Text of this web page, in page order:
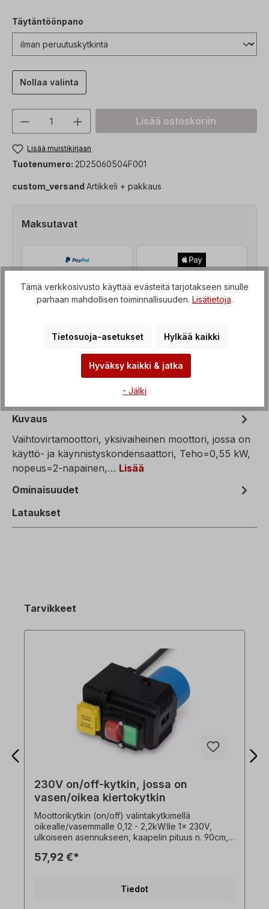
Täytäntöönpano
Nollaa valinta
Tuotteen määrä: Syötä haluttu arvo tai
Lisää ostoskoriin
Lisää muistikirjaan
Tuotenumero: 2D25060504F001
custom_versand Artikkeli + pakkaus
Maksutavat
Kuvaus
Vaihtovirtamoottori, yksivaiheinen moottori, jossa on
käyttö- ja käynnistyskondensaattori, Teho=0,55 kW,
nopeus=2-napainen,… Lisää
Ominaisuudet
Lataukset
Tarvikkeet
230V on/off-kytkin, jossa on
vasen/oikea kiertokytkin
Moottorikytkin (on/off) valintakytkimellä
oikealle/vasemmalle 0,12 - 2,2kW:lle 1x 230V,
ulkoiseen asennukseen, kaapelin pituus n. 90cm,
kytkentäkapasiteetti 16 A - 1x230V,- ympäristön
ollessa pysähdyksissä!
57,92 €*
Tiedot
Tämä verkkosivusto käyttää evästeitä tarjotakseen sinulle
parhaan mahdollisen toiminnallisuuden. Lisätietoja.
Tietosuoja-asetukset Hylkää kaikki
Hyväksy kaikki & jatka
- Jälki